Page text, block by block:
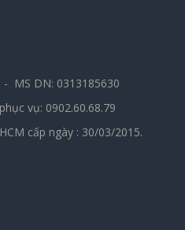
MS DN: 0313185630
vụ: 0902.60.68.79
cấp ngày : 30/03/2015.